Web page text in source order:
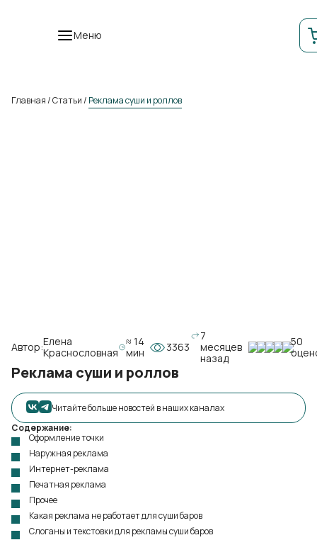
Меню
Главная/Статьи/ Реклама суши и роллов
Автор:Елена
Краснословная
≈ 14
мин
3363
7
месяцев
назад
50
Реклама суши и роллов
Читайте больше новостей в наших каналах
Содержание:
Оформление точки
Наружная реклама
Интернет-реклама
Печатная реклама
Прочее
Какая реклама не работает для суши баров
Слоганы и текстовки для рекламы суши баров